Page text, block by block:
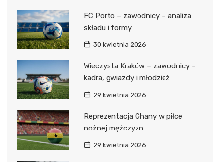
FC Porto – zawodnicy – analiza
składu i formy
30 kwietnia 2026
Wieczysta Kraków – zawodnicy –
kadra, gwiazdy i młodzież
29 kwietnia 2026
Reprezentacja Ghany w piłce
nożnej mężczyzn
29 kwietnia 2026